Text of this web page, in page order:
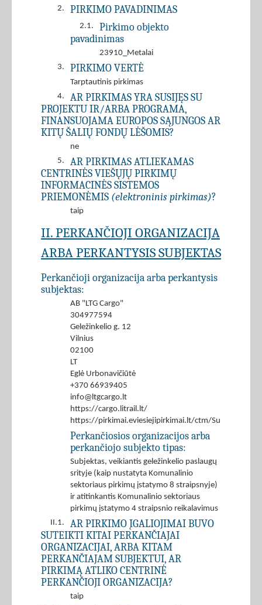
2.
PIRKIMO PAVADINIMAS
2.1.
Pirkimo objekto
pavadinimas
23910_Metalai
3.
PIRKIMO VERTĖ
Tarptautinis pirkimas
4.
AR PIRKIMAS YRA SUSIJĘS SU
PROJEKTU IR/ARBA PROGRAMA,
FINANSUOJAMA EUROPOS SĄJUNGOS AR
KITŲ ŠALIŲ FONDŲ LĖŠOMIS?
ne
5.
AR PIRKIMAS ATLIEKAMAS
CENTRINĖS VIEŠŲJŲ PIRKIMŲ
INFORMACINĖS SISTEMOS
PRIEMONĖMIS (elektroninis pirkimas)?
taip
II. PERKANČIOJI ORGANIZACIJA
ARBA PERKANTYSIS SUBJEKTAS
Perkančioji organizacija arba perkantysis
subjektas:
AB "LTG Cargo"
304977594
Geležinkelio g. 12
Vilnius
02100
LT
Eglė Urbonavičiūtė
+370 66939405
info@ltgcargo.lt
https://cargo.litrail.lt/
https://pirkimai.eviesiejipirkimai.lt/ctm/Supplier/
Perkančiosios organizacijos arba
perkančiojo subjekto tipas:
Subjektas, veikiantis geležinkelio paslaugų
srityje (kaip nustatyta Komunalinio
sektoriaus pirkimų įstatymo 8 straipsnyje)
ir atitinkantis Komunalinio sektoriaus
pirkimų įstatymo 4 straipsnio reikalavimus
II.1.
AR PIRKIMO ĮGALIOJIMAI BUVO
SUTEIKTI KITAI PERKANČIAJAI
ORGANIZACIJAI, ARBA KITAM
PERKANČIAJAM SUBJEKTUI, AR
PIRKIMĄ ATLIKO CENTRINĖ
PERKANČIOJI ORGANIZACIJA?
taip